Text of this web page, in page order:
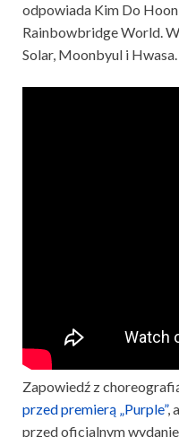
odpowiada Kim Do
Rainbowbridge World.
Solar, Moonbyul i Hwasa.
Zapowiedź z
przed premierą „Purple”,
przed oficjalnym